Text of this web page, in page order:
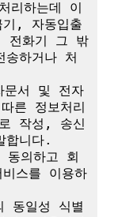
리하는데 이
기, 자동입출
전화기 그 밖
하거나 처
서 및 전자
른 정보처리
작성, 송신
합니다.
의하고 회
스를 이용하
동일성 식별